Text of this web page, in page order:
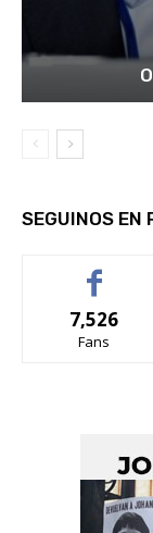
SEGUINOS EN
7,526
Fans